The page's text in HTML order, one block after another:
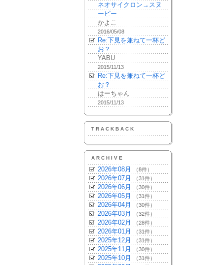
ネオサイクロン→スヌ
ーピー
かよこ
2016/05/08
Re:下見を兼ねて一杯ど
お？
YABU
2015/11/13
Re:下見を兼ねて一杯ど
お？
はーちゃん
2015/11/13
TRACKBACK
ARCHIVE
2026年08月 （8件）
2026年07月 （31件）
2026年06月 （30件）
2026年05月 （31件）
2026年04月 （30件）
2026年03月 （32件）
2026年02月 （28件）
2026年01月 （31件）
2025年12月 （31件）
2025年11月 （30件）
2025年10月 （31件）